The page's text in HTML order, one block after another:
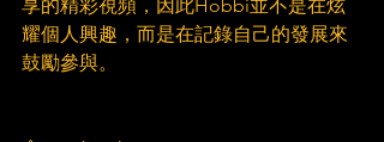
享的精彩視頻，因此Hobbi並不是在炫
耀個人興趣，而是在記錄自己的發展來
鼓勵參與。